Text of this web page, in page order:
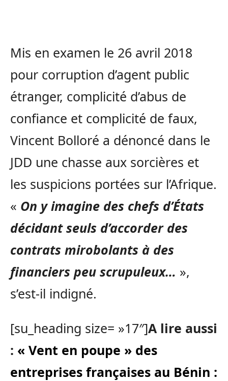
Mis en examen le 26 avril 2018
pour corruption d’agent public
étranger, complicité d’abus de
confiance et complicité de faux,
Vincent Bolloré a dénoncé dans le
JDD une chasse aux sorcières et
les suspicions portées sur l’Afrique.
« On y imagine des chefs d’États
décidant seuls d’accorder des
contrats mirobolants à des
financiers peu scrupuleux… »,
s’est-il indigné.
[su_heading size= »17″]A lire aussi
: « Vent en poupe » des
entreprises françaises au Bénin :